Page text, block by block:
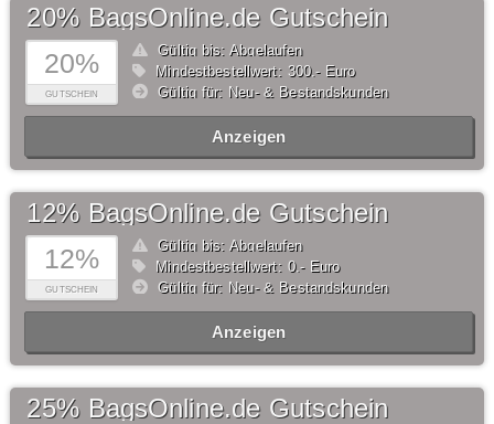
20%
GUTSCHEIN
20% BagsOnline.de Gutschein
Gültig bis: Abgelaufen
Mindestbestellwert: 300,- Euro
Gültig für: Neu- & Bestandskunden
Anzeigen
12%
GUTSCHEIN
12% BagsOnline.de Gutschein
Gültig bis: Abgelaufen
Mindestbestellwert: 0,- Euro
Gültig für: Neu- & Bestandskunden
Anzeigen
25% BagsOnline.de Gutschein